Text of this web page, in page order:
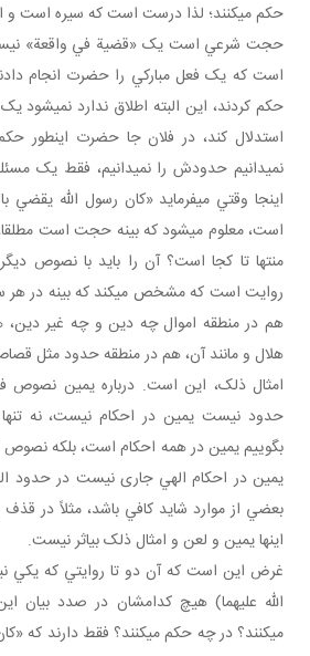
حکم مي کنند؛ لذا درست است که سيره است و
حجت شرعي است يک «قضية في واقعة»
است که يک فعل مبارکي را حضرت انجام
حکم کردند، اين البته اطلاق ندارد نمي شود
استدلال کند، در فلان جا حضرت اين طور
نمي دانيم حدودش را نمي دانيم، فقط يک
اينجا وقتي مي فرمايد «کان رسول الله يقضي
است، معلوم مي شود که بينه حجت است
منتها تا کجا است؟ آن را بايد با نصوص
روايت است که مشخص مي کند که بينه در هر
هم در منطقه اموال چه دين و چه غير دين،
هلال و مانند آن، هم در منطقه حدود مثل
امثال ذلک، اين است. درباره يمين نصوص
حدود نيست يمين در احکام نيست، نه تنها
بگوييم يمين در همه احکام است، بلکه نصوص
يمين در احکام الهي جاری نيست در حدود
بعضي از موارد شايد کافي باشد، مثلاً در
اينها يمين و لعن و امثال ذلک بي اثر نيست.
غرض اين است که آن دو تا روايتي که يکي
الله عليهما) هيچ کدامشان در صدد بيان
مي کنند؟ در چه حکم مي کنند؟ فقط دارند که